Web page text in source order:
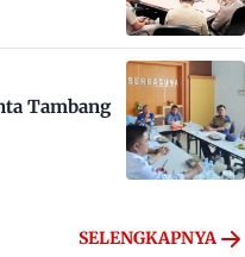
Tambang
SELENGKAPNYA